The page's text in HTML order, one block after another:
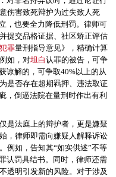
伤害致死辩护为过失致人死
，也要全力降低刑罚。律师可
提交品格证据、社区矫正评估
罪量刑指导意见》，精确计算
如，对坦白认罪的被告，可争
谅解的，可争取40%以上的从
是否存在超期羁押、违法取证
，倒逼法院在量刑时作出有利
是法庭上的辩护者，更是嫌疑
，律师即需向嫌疑人解释诉讼
例如，告知其“如实供述”不等
认罚具结书。同时，律师还需
透明引发新的风险。对于涉及